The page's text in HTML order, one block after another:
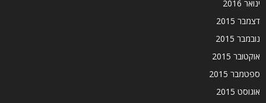
ינואר 2016
דצמבר 2015
נובמבר 2015
אוקטובר 2015
ספטמבר 2015
אוגוסט 2015